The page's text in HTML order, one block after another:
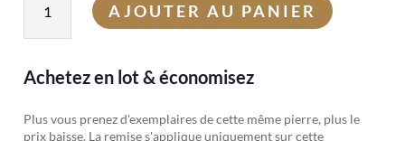
Citrine
AJOUTER AU PANIER
Achetez en lot & économisez
Plus vous prenez d'exemplaires de cette même pierre, plus le
prix baisse. La remise s'applique uniquement sur cette